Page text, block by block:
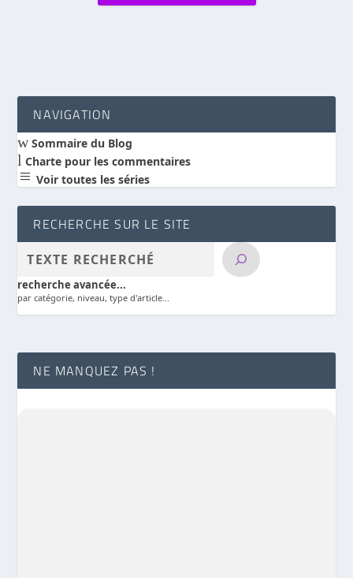
NAVIGATION
wSommaire du Blog
l Charte pour les commentaires
a Voir toutes les séries
RECHERCHE SUR LE SITE
recherche avancée...
par catégorie, niveau, type d'article...
NE MANQUEZ PAS !